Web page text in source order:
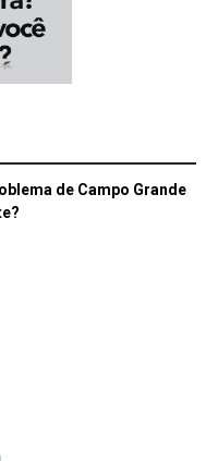
de Campo Grande